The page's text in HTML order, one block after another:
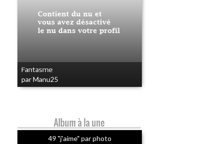
Fantasme
par Manu25
Album à la une
49 "j'aime" par photo